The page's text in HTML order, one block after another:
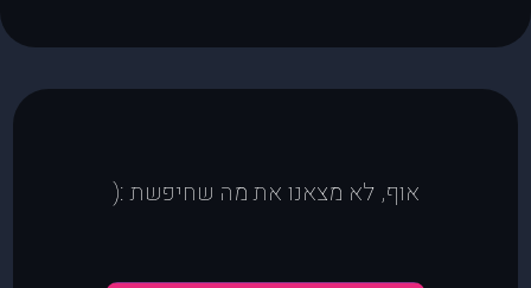
אוף, לא מצאנו את מה שחיפשת :(